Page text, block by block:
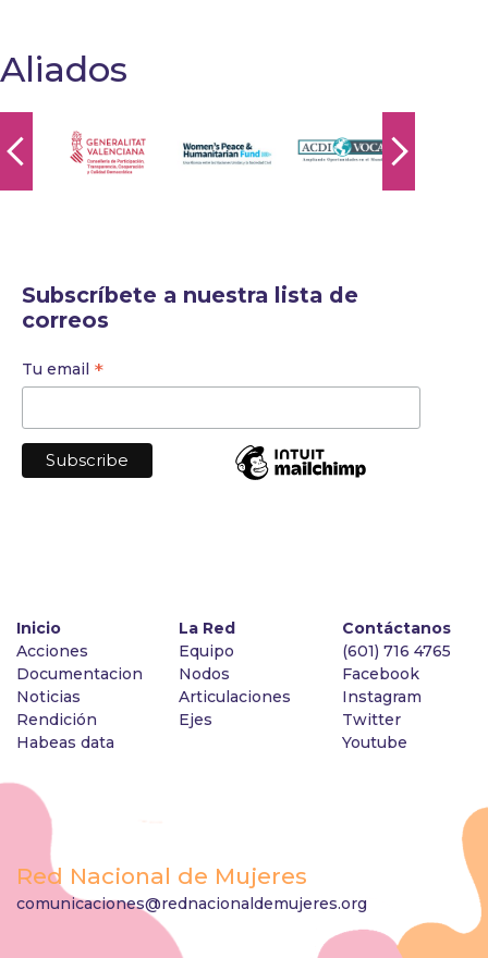
Aliados
Subscríbete a nuestra lista de
correos
Tu email *
Inicio
Acciones
Documentacion
Noticias
Rendición
Habeas data
La Red
Equipo
Nodos
Articulaciones
Ejes
Contáctanos
(601) 716 4765
Facebook
Instagram
Twitter
Youtube
Red Nacional de Mujeres
comunicaciones@rednacionaldemujeres.org